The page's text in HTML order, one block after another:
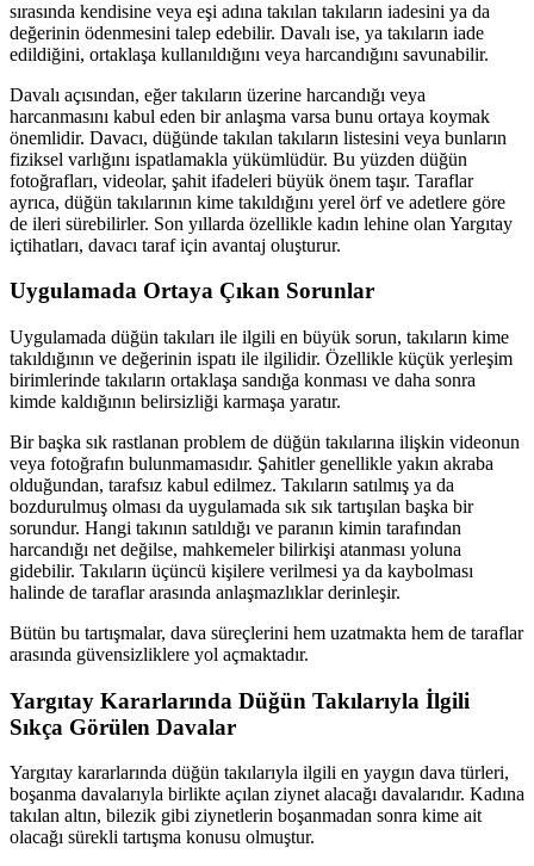
sırasında kendisine veya eşi adına takılan takıların iadesini ya da
değerinin ödenmesini talep edebilir. Davalı ise, ya takıların iade
edildiğini, ortaklaşa kullanıldığını veya harcandığını savunabilir.
Davalı açısından, eğer takıların üzerine harcandığı veya
harcanmasını kabul eden bir anlaşma varsa bunu ortaya koymak
önemlidir. Davacı, düğünde takılan takıların listesini veya bunların
fiziksel varlığını ispatlamakla yükümlüdür. Bu yüzden düğün
fotoğrafları, videolar, şahit ifadeleri büyük önem taşır. Taraflar
ayrıca, düğün takılarının kime takıldığını yerel örf ve adetlere göre
de ileri sürebilirler. Son yıllarda özellikle kadın lehine olan Yargıtay
içtihatları, davacı taraf için avantaj oluşturur.
Uygulamada Ortaya Çıkan Sorunlar
Uygulamada düğün takıları ile ilgili en büyük sorun, takıların kime
takıldığının ve değerinin ispatı ile ilgilidir. Özellikle küçük yerleşim
birimlerinde takıların ortaklaşa sandığa konması ve daha sonra
kimde kaldığının belirsizliği karmaşa yaratır.
Bir başka sık rastlanan problem de düğün takılarına ilişkin videonun
veya fotoğrafın bulunmamasıdır. Şahitler genellikle yakın akraba
olduğundan, tarafsız kabul edilmez. Takıların satılmış ya da
bozdurulmuş olması da uygulamada sık sık tartışılan başka bir
sorundur. Hangi takının satıldığı ve paranın kimin tarafından
harcandığı net değilse, mahkemeler bilirkişi atanması yoluna
gidebilir. Takıların üçüncü kişilere verilmesi ya da kaybolması
halinde de taraflar arasında anlaşmazlıklar derinleşir.
Bütün bu tartışmalar, dava süreçlerini hem uzatmakta hem de taraflar
arasında güvensizliklere yol açmaktadır.
Yargıtay Kararlarında Düğün Takılarıyla İlgili
Sıkça Görülen Davalar
Yargıtay kararlarında düğün takılarıyla ilgili en yaygın dava türleri,
boşanma davalarıyla birlikte açılan ziynet alacağı davalarıdır. Kadına
takılan altın, bilezik gibi ziynetlerin boşanmadan sonra kime ait
olacağı sürekli tartışma konusu olmuştur.